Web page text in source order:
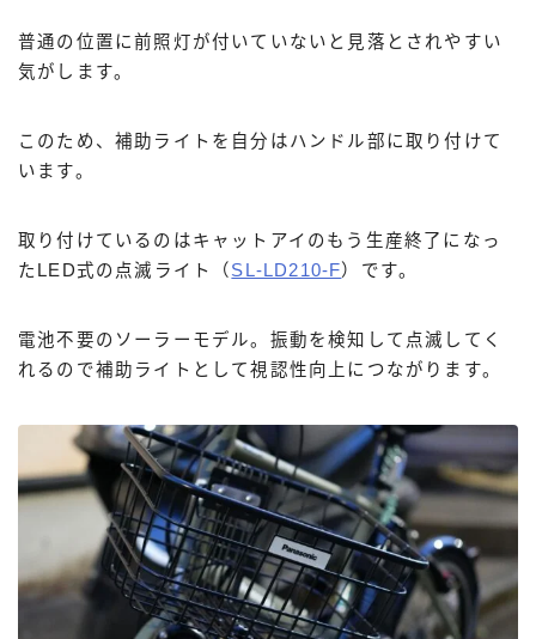
普通の位置に前照灯が付いていないと見落とされやすい
気がします。
このため、補助ライトを自分はハンドル部に取り付けて
います。
取り付けているのはキャットアイのもう生産終了になっ
たLED式の点滅ライト（ SL-LD210-F）です。
電池不要のソーラーモデル。振動を検知して点滅してく
れるので補助ライトとして視認性向上につながります。